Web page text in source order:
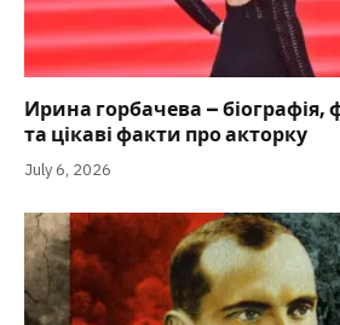
Ирина горбачева – біографія,
та цікаві факти про акторку
July 6, 2026